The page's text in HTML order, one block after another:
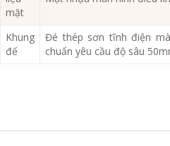
mặt
Khung
đế
Đé thép sơn tĩnh điện
chuẩn yêu cầu độ sâu